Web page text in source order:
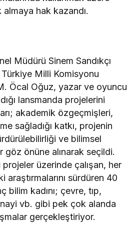
hak kazandı.
Müdürü Sinem Sandıkçı
Milli Komisyonu
Öcal Oğuz, yazar ve oyuncu
lansmanda projelerini
akademik özgeçmişleri,
sağladığı katkı, projenin
ve bilimsel
önüne alınarak seçildi.
projeler üzerinde çalışan, her
araştırmalarını sürdüren 40
bilim kadını; çevre, tıp,
vb. gibi pek çok alanda
gerçekleştiriyor.